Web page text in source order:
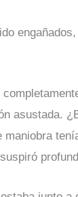
asustada.